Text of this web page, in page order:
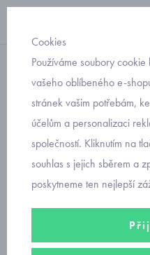
bavlněné
kojenecký
s
Mayoral
Cookies
Používáme soubory
vašeho oblíbeného e-
stránek vašim potřebám,
účelům a personalizaci
společností. Kliknutím na
souhlas s jejich sběrem a
poskytneme ten nejlepší